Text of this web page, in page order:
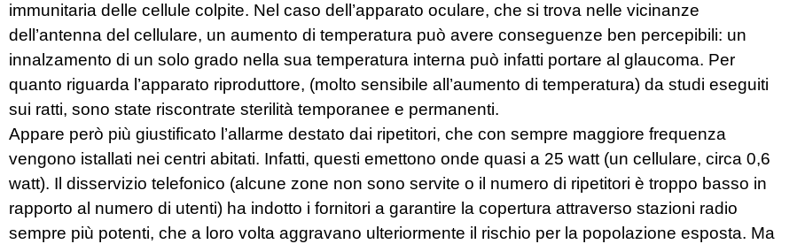
immunitaria delle cellule colpite. Nel caso dell’apparato oculare, che si trova nelle vicinanze
dell’antenna del cellulare, un aumento di temperatura può avere conseguenze ben percepibili: un
innalzamento di un solo grado nella sua temperatura interna può infatti portare al glaucoma. Per
quanto riguarda l’apparato riproduttore, (molto sensibile all’aumento di temperatura) da studi eseguiti
sui ratti, sono state riscontrate sterilità temporanee e permanenti.
Appare però più giustificato l’allarme destato dai ripetitori, che con sempre maggiore frequenza
vengono istallati nei centri abitati. Infatti, questi emettono onde quasi a 25 watt (un cellulare, circa 0,6
watt). Il disservizio telefonico (alcune zone non sono servite o il numero di ripetitori è troppo basso in
rapporto al numero di utenti) ha indotto i fornitori a garantire la copertura attraverso stazioni radio
sempre più potenti, che a loro volta aggravano ulteriormente il rischio per la popolazione esposta. Ma